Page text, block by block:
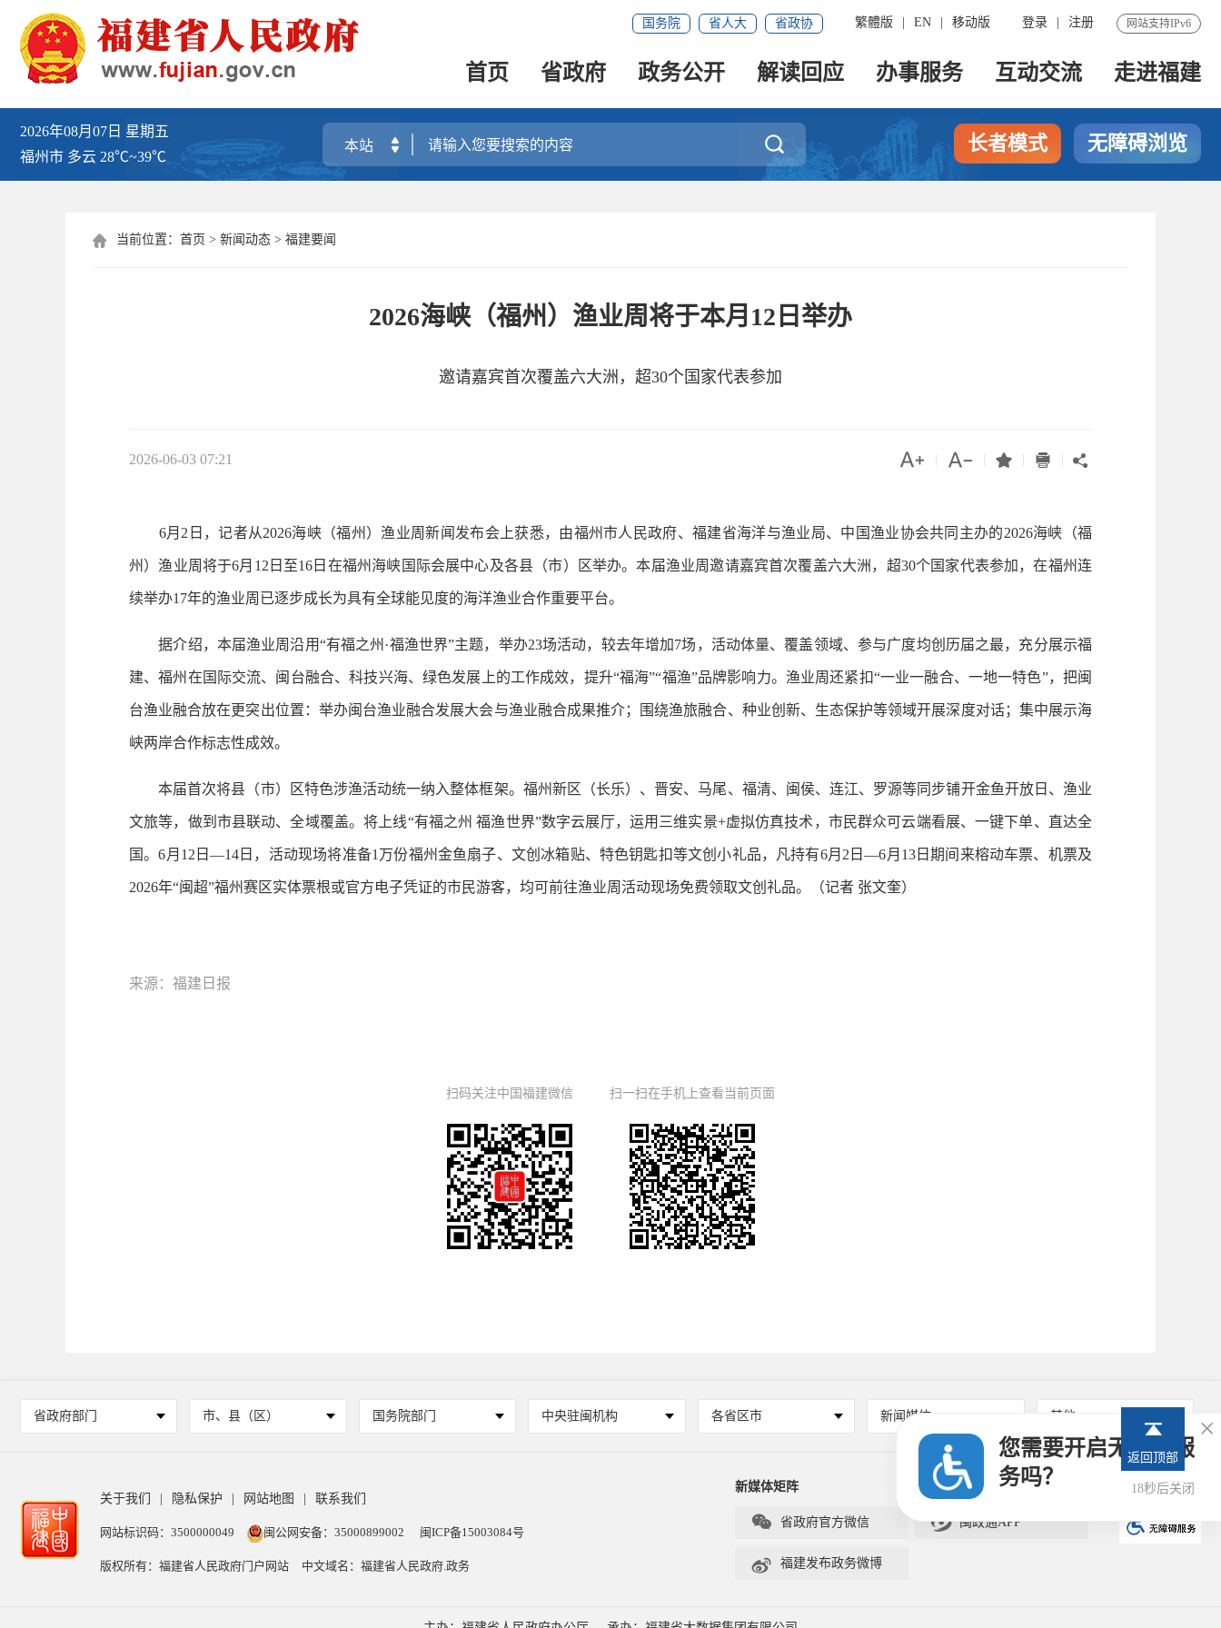
网站支持IPv6
登录 注册
繁體版 EN 移动版
国务院 省人大 省政协
首页 省政府 政务公开 解读回应 办事服务 互动交流 走进福建
2026年08月07日 星期五
福州市 多云 28℃~39℃
 长者模式 无障碍浏览
 当前位置： 首页 > 新闻动态 > 福建要闻
2026海峡（福州）渔业周将于本月12日举办
邀请嘉宾首次覆盖六大洲，超30个国家代表参加
2026-06-03 07:21     
6月2日，记者从2026海峡（福州）渔业周新闻发布会上获悉，由福州市人民政府、福建省海洋与渔业局、中国渔业协会共同主办的2026海峡（福
州）渔业周将于6月12日至16日在福州海峡国际会展中心及各县（市）区举办。本届渔业周邀请嘉宾首次覆盖六大洲，超30个国家代表参加，在福州连
续举办17年的渔业周已逐步成长为具有全球能见度的海洋渔业合作重要平台。
据介绍，本届渔业周沿用“有福之州·福渔世界”主题，举办23场活动，较去年增加7场，活动体量、覆盖领域、参与广度均创历届之最，充分展示福
建、福州在国际交流、闽台融合、科技兴海、绿色发展上的工作成效，提升“福海”“福渔”品牌影响力。渔业周还紧扣“一业一融合、一地一特色”，把闽
台渔业融合放在更突出位置：举办闽台渔业融合发展大会与渔业融合成果推介；围绕渔旅融合、种业创新、生态保护等领域开展深度对话；集中展示海
峡两岸合作标志性成效。
本届首次将县（市）区特色涉渔活动统一纳入整体框架。福州新区（长乐）、晋安、马尾、福清、闽侯、连江、罗源等同步铺开金鱼开放日、渔业
文旅等，做到市县联动、全域覆盖。将上线“有福之州 福渔世界”数字云展厅，运用三维实景+虚拟仿真技术，市民群众可云端看展、一键下单、直达全
国。6月12日—14日，活动现场将准备1万份福州金鱼扇子、文创冰箱贴、特色钥匙扣等文创小礼品，凡持有6月2日—6月13日期间来榕动车票、机票及
2026年“闽超”福州赛区实体票根或官方电子凭证的市民游客，均可前往渔业周活动现场免费领取文创礼品。（记者 张文奎）
来源：福建日报
扫码关注中国福建微信 扫一扫在手机上查看当前页面
省政府部门 市、县（区） 国务院部门 中央驻闽机构 各省区市 新闻媒体 其他
关于我们 隐私保护 网站地图 联系我们
网站标识码：3500000049 闽公网安备：35000899002 闽ICP备15003084号
版权所有：福建省人民政府门户网站 中文域名：福建省人民政府.政务
新媒体矩阵
 省政府官方微信  闽政通APP
 福建发布政务微博
返回顶部
您需要开启无障碍服
务吗？
17秒后关闭
